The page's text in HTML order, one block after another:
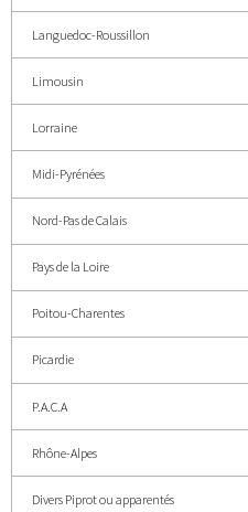
Languedoc-Roussillon
Limousin
Lorraine
Midi-Pyrénées
Nord-Pas de Calais
Pays de la Loire
Poitou-Charentes
Picardie
P.A.C.A
Rhône-Alpes
Divers Piprot ou apparentés